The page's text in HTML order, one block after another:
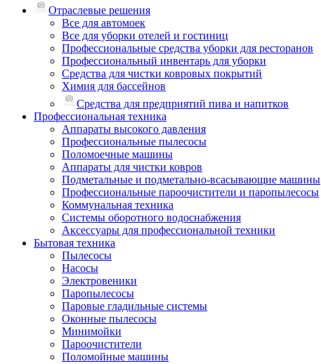
Отраслевые решения
Все для автомоек
Все для уборки отелей и гостиниц
Профессиональные средства уборки для ресторанов
Профессиональный инвентарь для уборки
Средства для чистки ковровых покрытий
Химия для бассейнов
Cредства для предприятий пива и напитков
Профессиональная техника
Аппараты высокого давления
Профессиональные пылесосы
Поломоечные машины
Аппараты для чистки ковров
Подметальные и подметально-всасывающие машины
Профессиональные пароочистители и паропылесосы
Коммунальная техника
Системы оборотного водоснабжения
Аксессуары для профессиональной техники
Бытовая техника
Пылесосы
Насосы
Электровеники
Паропылесосы
Паровые гладильные системы
Оконные пылесосы
Минимойки
Пароочистители
Поломойные машины